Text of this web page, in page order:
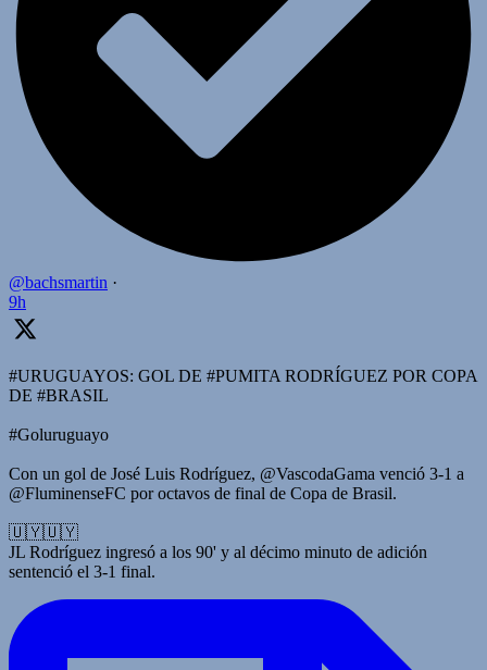
@bachsmartin ·
9h
#URUGUAYOS: GOL DE #PUMITA RODRÍGUEZ POR COPA
DE #BRASIL
#Goluruguayo
Con un gol de José Luis Rodríguez, @VascodaGama venció 3-1 a
@FluminenseFC por octavos de final de Copa de Brasil.
🇺🇾🇺🇾
JL Rodríguez ingresó a los 90' y al décimo minuto de adición
sentenció el 3-1 final.